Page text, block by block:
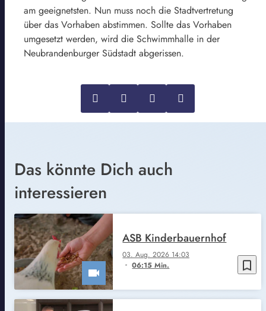
am geeignetsten. Nun muss noch die Stadtvertretung
über das Vorhaben abstimmen. Sollte das Vorhaben
umgesetzt werden, wird die Schwimmhalle in der
Neubrandenburger Südstadt abgerissen.
Das könnte Dich auch
interessieren
bookmark_border
03. Aug. 2026 14:03
06:15 Min.
ASB Kinderbauernhof